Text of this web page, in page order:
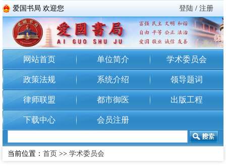
爱国书局 欢迎您 登陆 / 注册
网站首页 单位简介 学术委员会
政策法规 系统介绍 领导题词
律师联盟 都市御医 出版工程
下载中心 会员注册
当前位置： 首页 >> 学术委员会